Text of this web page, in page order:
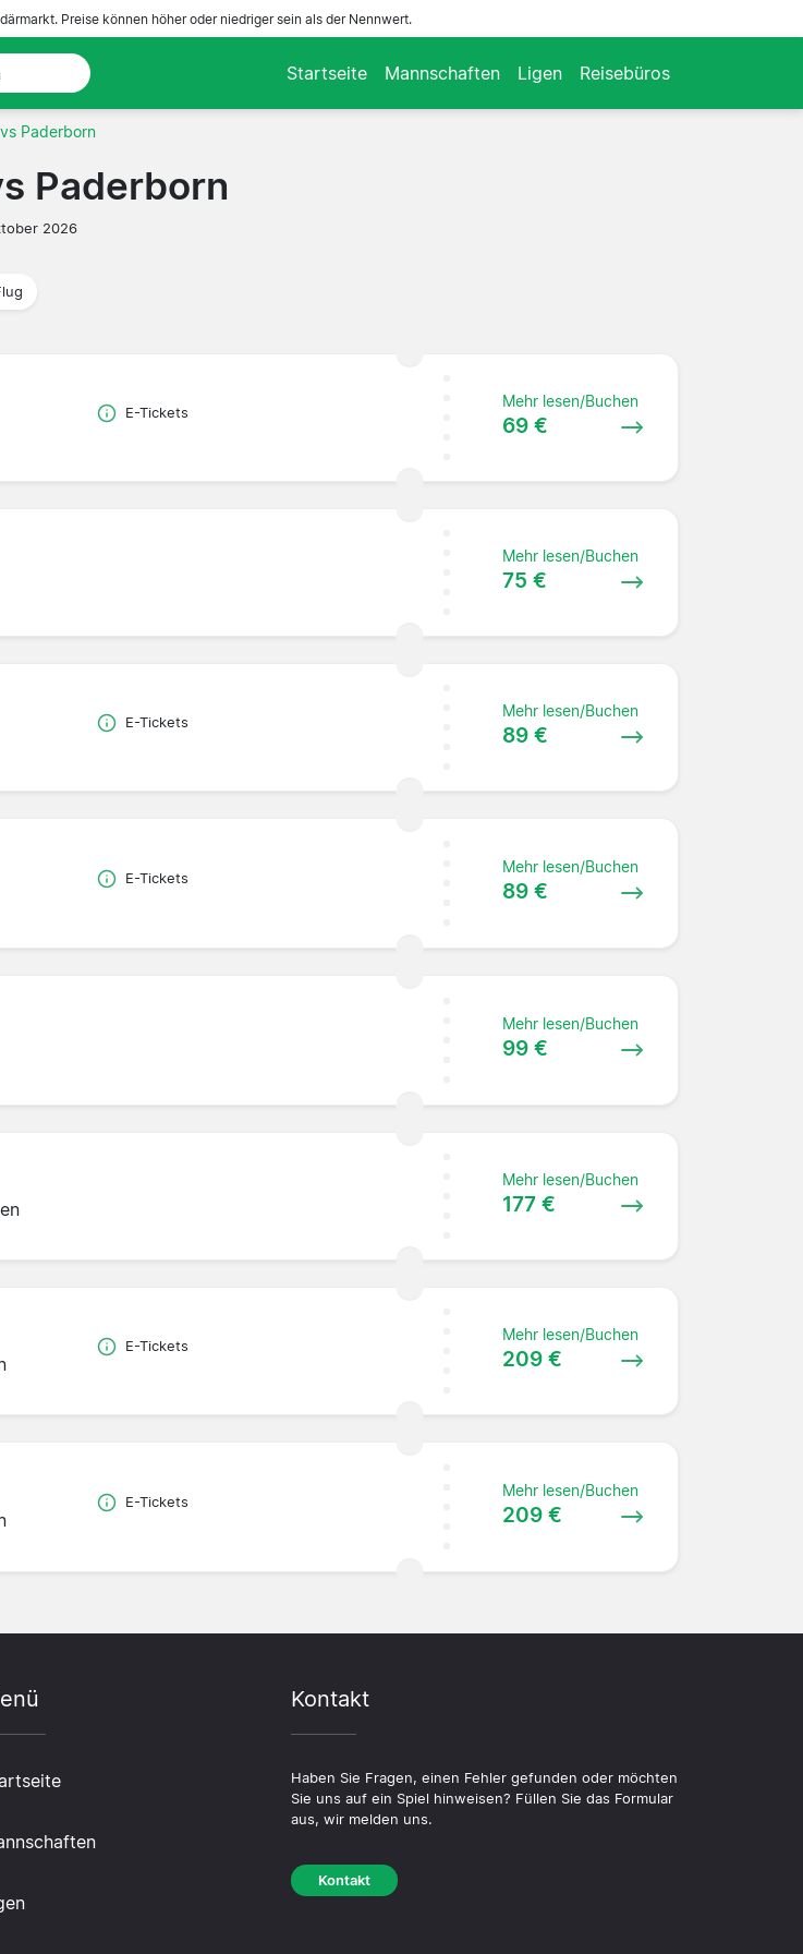
Preise können höher oder niedriger sein als der Nennwert.
Startseite Mannschaften Ligen Reisebüros
Paderborn
Paderborn
2026
E-Tickets
Mehr lesen/Buchen
69 €
Mehr lesen/Buchen
75 €
E-Tickets
Mehr lesen/Buchen
89 €
E-Tickets
Mehr lesen/Buchen
89 €
Mehr lesen/Buchen
99 €
Mehr lesen/Buchen
177 €
E-Tickets
Mehr lesen/Buchen
209 €
E-Tickets
Mehr lesen/Buchen
209 €
Kontakt
Haben Sie Fragen, einen Fehler gefunden oder möchten
Sie uns auf ein Spiel hinweisen? Füllen Sie das Formular
aus, wir melden uns.
Kontakt